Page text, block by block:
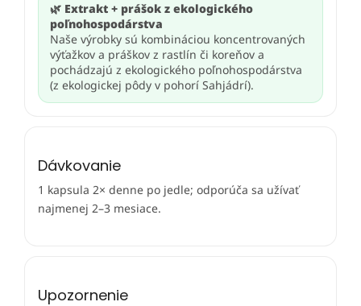
🌿 Extrakt + prášok z ekologického
poľnohospodárstva
Naše výrobky sú kombináciou koncentrovaných
výťažkov a práškov z rastlín či koreňov a
pochádzajú z ekologického poľnohospodárstva
(z ekologickej pôdy v pohorí Sahjádrí).
Dávkovanie
1 kapsula 2× denne po jedle; odporúča sa užívať
najmenej 2–3 mesiace.
Upozornenie